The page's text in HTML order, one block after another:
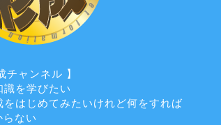
チャンネル 】
識を学びたい
をはじめてみたいけれど何をすれば
らない